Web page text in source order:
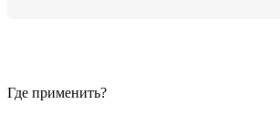
Где применить?